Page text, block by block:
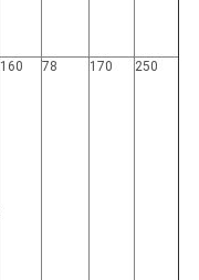
160 78 170 250